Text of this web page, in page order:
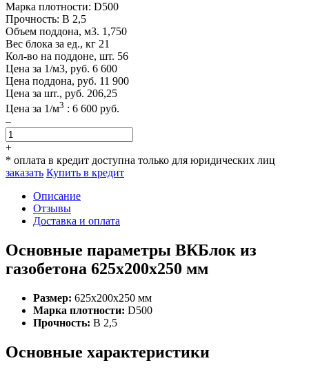
Марка плотности: D500
Прочность: B 2,5
Объем поддона, м3. 1,750
Вес блока за ед., кг 21
Кол-во на поддоне, шт. 56
Цена за 1/м3, руб. 6 600
Цена поддона, руб. 11 900
Цена за шт., руб. 206,25
Цена за 1/м3 : 6 600 руб.
–
+
* оплата в кредит доступна только для юридических лиц
заказать Купить в кредит
Описание
Отзывы
Доставка и оплата
Основные параметры ВКБлок из
газобетона 625x200x250 мм
Размер: 625x200x250 мм
Марка плотности: D500
Прочность: B 2,5
Основные характеристики